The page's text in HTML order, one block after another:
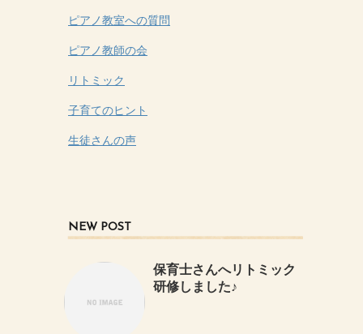
ピアノ教室への質問
ピアノ教師の会
リトミック
子育てのヒント
生徒さんの声
NEW POST
保育士さんへリトミック
研修しました♪